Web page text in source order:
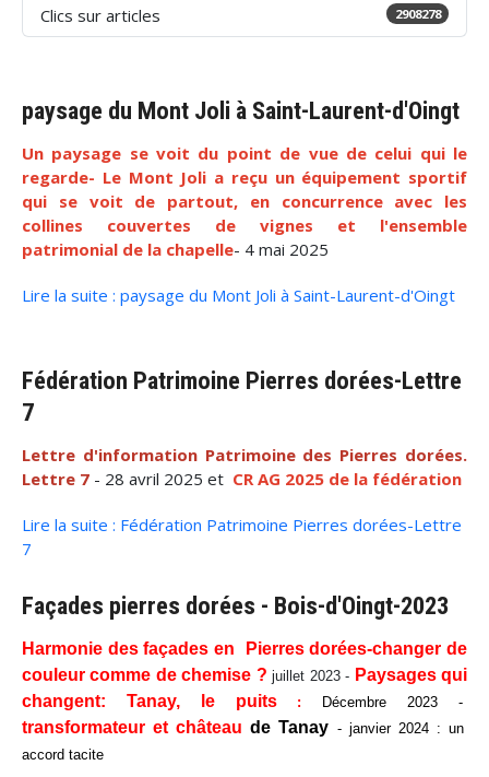
Clics sur articles 2908278
paysage du Mont Joli à Saint-Laurent-d'Oingt
Un paysage se voit du point de vue de celui qui le
regarde- Le Mont Joli a reçu un équipement sportif
qui se voit de partout, en concurrence avec les
collines couvertes de vignes
et l'ensemble
patrimonial de la chapelle- 4 mai 2025
Lire la suite : paysage du Mont Joli à Saint-Laurent-d'Oingt
Fédération Patrimoine Pierres dorées-Lettre
7
Lettre d'information Patrimoine des Pierres dorées.
Lettre 7 - 28 avril 2025 et CR AG 2025 de la fédération
Lire la suite : Fédération Patrimoine Pierres dorées-Lettre
7
Façades pierres dorées - Bois-d'Oingt-2023
Harmonie des façades en Pierres dorées-changer de
couleur comme de chemise ? juillet 2023 - Paysages qui
changent:
Tanay, le puits: Décembre 2023 -
transformateur et château de Tanay - janvier 2024 : un
accord tacite